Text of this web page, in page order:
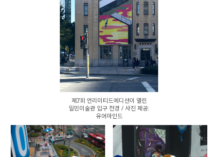
제7회 언리미티드에디션이 열린
일민미술관 입구 전경 / 사진 제공:
유어마인드